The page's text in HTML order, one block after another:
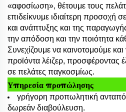
«αφοσίωση», θέτουμε τους
επιδείκνυμε ιδιαίτερη προσοχή
και ανάπτυξης και της
την απόδοση και την ποιότητα
Συνεχίζουμε να καινοτομούμε
προϊόντα λέιζερ, προσφέροντας
σε πελάτες παγκοσμίως.
Υπηρεσία προπώλησης
γρήγορη προπωλητική
δωρεάν διαβούλευση.